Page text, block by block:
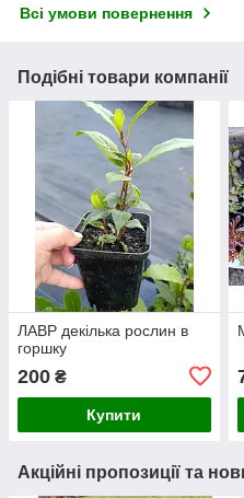
Всі умови повернення
Подібні товари компанії
ЛАВР декілька рослин в
горшку
200 ₴
Купити
Акційні пропозиції та